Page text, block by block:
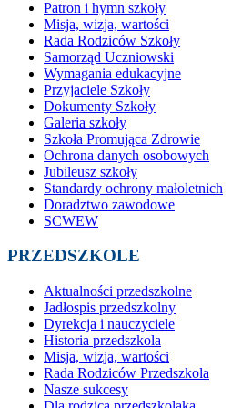
Patron i hymn szkoły
Misja, wizja, wartości
Rada Rodziców Szkoły
Samorząd Uczniowski
Wymagania edukacyjne
Przyjaciele Szkoły
Dokumenty Szkoły
Galeria szkoły
Szkoła Promująca Zdrowie
Ochrona danych osobowych
Jubileusz szkoły
Standardy ochrony małoletnich
Doradztwo zawodowe
SCWEW
PRZEDSZKOLE
Aktualności przedszkolne
Jadłospis przedszkolny
Dyrekcja i nauczyciele
Historia przedszkola
Misja, wizja, wartości
Rada Rodziców Przedszkola
Nasze sukcesy